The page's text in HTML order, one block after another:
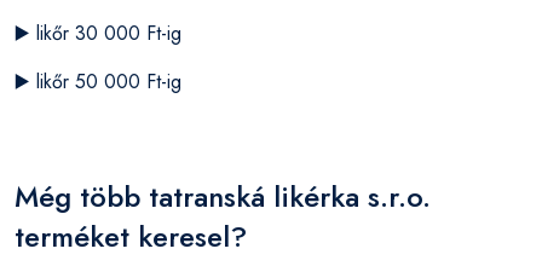
▶️ likőr 30 000 Ft-ig
▶️ likőr 50 000 Ft-ig
Még több tatranská likérka s.r.o.
terméket keresel?